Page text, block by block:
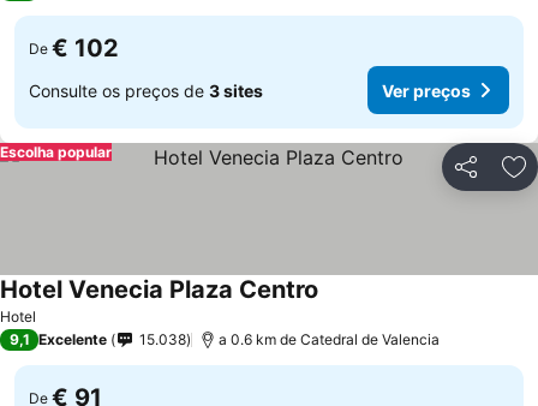
De € 102
Consulte os preços de 3 sites Ver preços
Partilhar
Escolha popular
Hotel
Hotel Venecia Plaza Centro
9,1 Excelente 15.038 a 0.6 km de Catedral de Valencia
De € 91